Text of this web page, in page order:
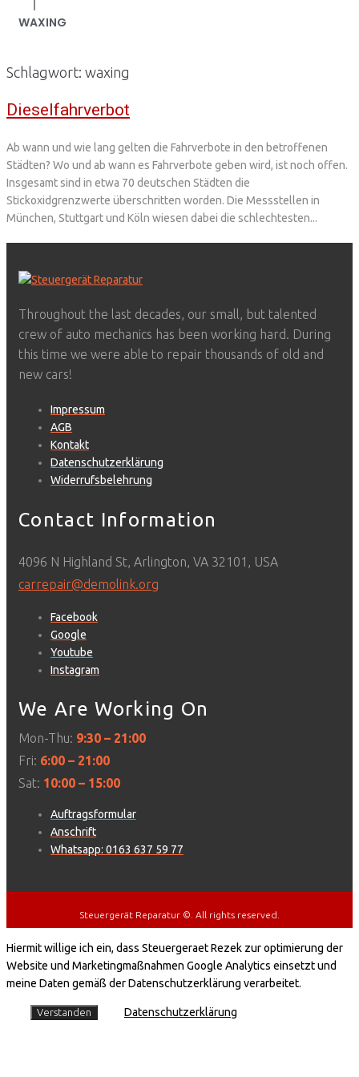
WAXING
Schlagwort: waxing
Dieselfahrverbot
Ab wann und wie lang gelten die Fahrverbote in den betroffenen
Städten? Wo und ab wann es Fahrverbote geben wird, ist noch offen.
Insgesamt sind in etwa 70 deutschen Städten die
Stickoxidgrenzwerte überschritten worden. Die Messstellen in
München, Stuttgart und Köln wiesen dabei die schlechtesten...
Throughout the last decades, our small, but talented
crew of auto mechanics has been working hard. During
this time we were able to repair thousands of old and
new cars!
Impressum
AGB
Kontakt
Datenschutzerklärung
Widerrufsbelehrung
Contact Information
4096 N Highland St, Arlington, VA 32101, USA
carrepair@demolink.org
Facebook
Google
Youtube
Instagram
We Are Working On
Mon-Thu: 9:30 – 21:00
Fri: 6:00 – 21:00
Sat: 10:00 – 15:00
Auftragsformular
Anschrift
Whatsapp: 0163 637 59 77
Steuergerät Reparatur ©. All rights reserved.
Hiermit willige ich ein, dass Steuergeraet Rezek zur optimierung der
Website und Marketingmaßnahmen Google Analytics einsetzt und
meine Daten gemäß der Datenschutzerklärung verarbeitet.
Verstanden Datenschutzerklärung